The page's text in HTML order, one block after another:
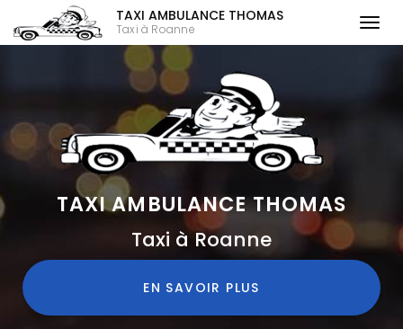
principal
TAXI AMBULANCE THOMAS
Taxi à Roanne
TAXI AMBULANCE THOMAS
Taxi à Roanne
EN SAVOIR PLUS